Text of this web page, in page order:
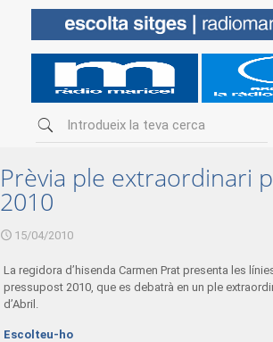
Prèvia ple extraordinari
2010
15/04/2010
La regidora d’hisenda Carmen Prat presenta les
pressupost 2010, que es debatrà en un ple
d’Abril.
Escolteu-ho